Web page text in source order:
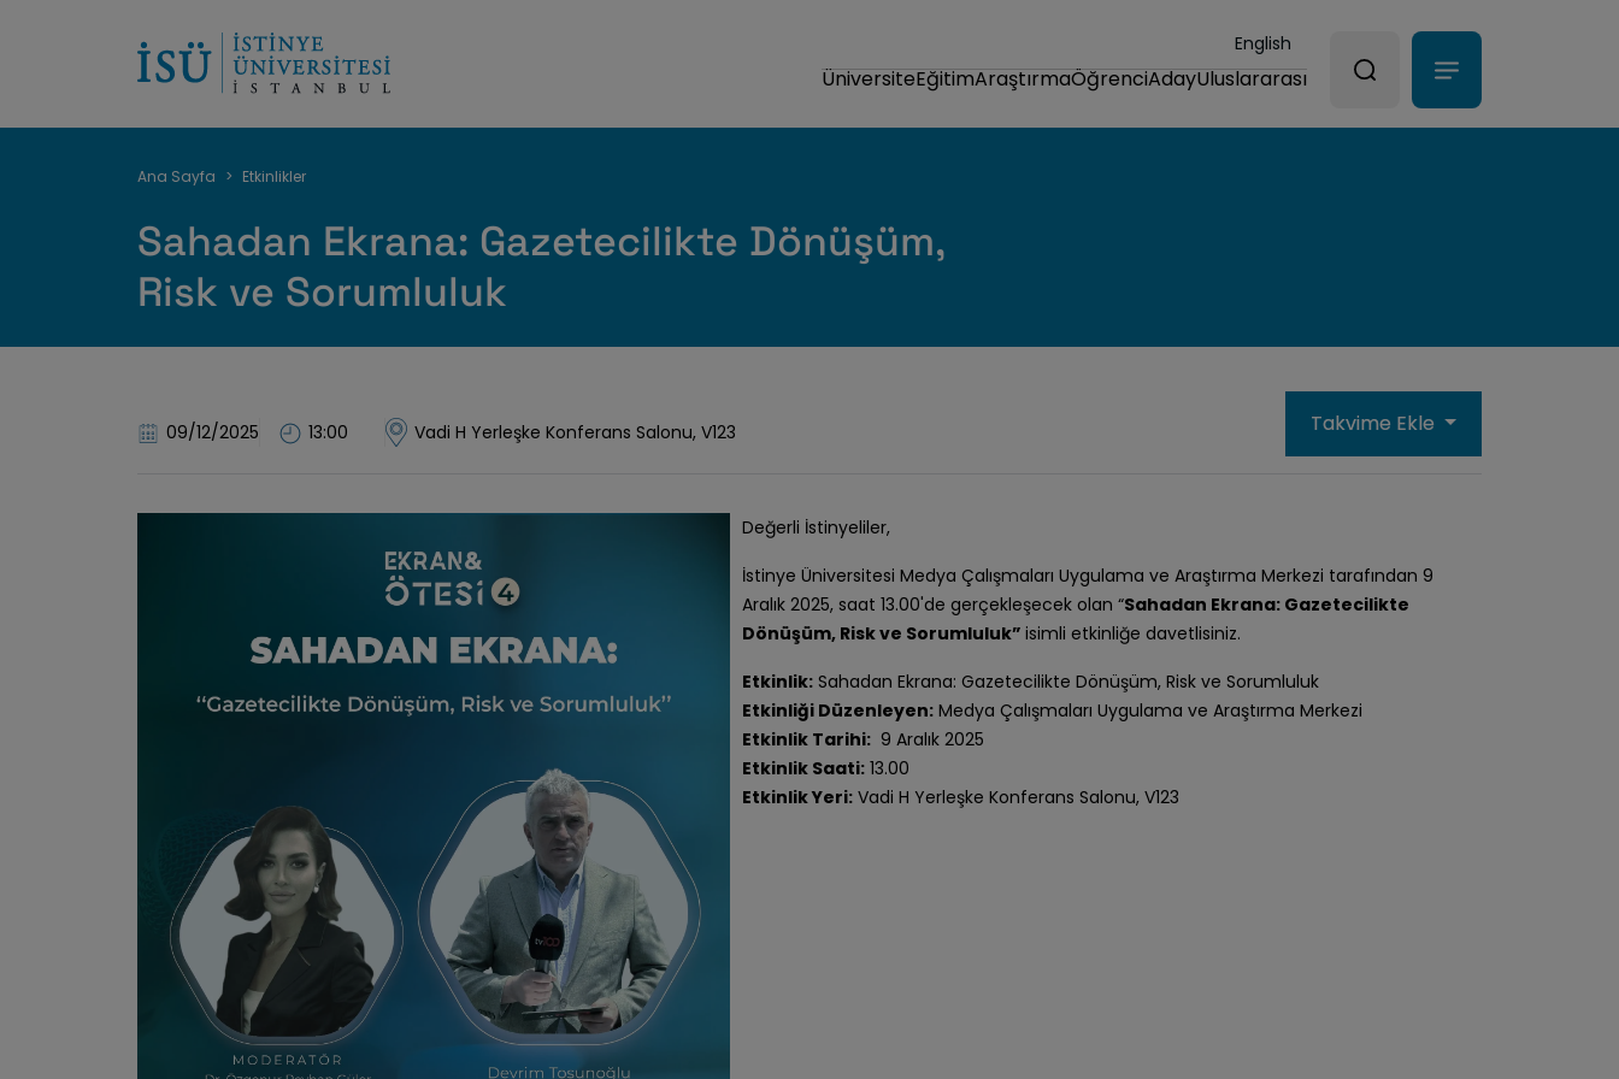
English
ÜniversiteEğitimAraştırmaÖğrenciAdayUluslararası
Sayfa
yolu
Ana Sayfa Etkinlikler
Sahadan Ekrana: Gazetecilikte Dönüşüm,
Risk ve Sorumluluk
09/12/2025 13:00 Vadi H Yerleşke Konferans Salonu, V123 Takvime Ekle
Değerli İstinyeliler,
İstinye Üniversitesi Medya Çalışmaları Uygulama ve Araştırma Merkezi tarafından 9
Aralık 2025, saat 13.00'de gerçekleşecek olan “Sahadan Ekrana: Gazetecilikte
Dönüşüm, Risk ve Sorumluluk”isimli etkinliğe davetlisiniz.
Etkinlik: Sahadan Ekrana: Gazetecilikte Dönüşüm, Risk ve Sorumluluk
Etkinliği Düzenleyen: Medya Çalışmaları Uygulama ve Araştırma Merkezi
Etkinlik Tarihi: 9 Aralık 2025
Etkinlik Saati: 13.00
Etkinlik Yeri: Vadi H Yerleşke Konferans Salonu, V123